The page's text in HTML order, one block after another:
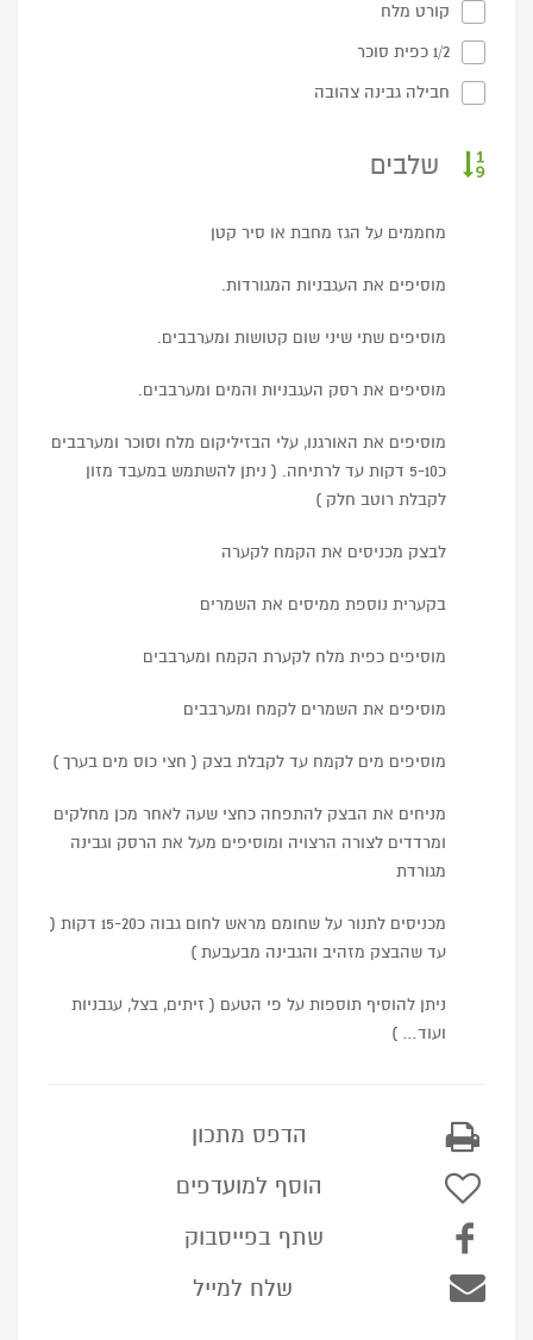
קורט מלח
1/2 כפית סוכר
חבילה גבינה צהובה
שלבים
מחממים על הגז מחבת או סיר קטן
מוסיפים את העגבניות המגורדות.
מוסיפים שתי שיני שום קטושות ומערבבים.
מוסיפים את רסק העגבניות והמים ומערבבים.
מוסיפים את האורגנו, עלי הבזיליקום מלח וסוכר ומערבבים
כ5-10 דקות עד לרתיחה. ( ניתן להשתמש במעבד מזון
לקבלת רוטב חלק )
לבצק מכניסים את הקמח לקערה
בקערית נוספת ממיסים את השמרים
מוסיפים כפית מלח לקערת הקמח ומערבבים
מוסיפים את השמרים לקמח ומערבבים
מוסיפים מים לקמח עד לקבלת בצק ( חצי כוס מים בערך )
מניחים את הבצק להתפחה כחצי שעה לאחר מכן מחלקים
ומרדדים לצורה הרצויה ומוסיפים מעל את הרסק וגבינה
מגורדת
מכניסים לתנור על שחומם מראש לחום גבוה כ15-20 דקות (
עד שהבצק מזהיב והגבינה מבעבעת )
ניתן להוסיף תוספות על פי הטעם ( זיתים, בצל, עגבניות
ועוד… )
הדפס מתכון
הוסף למועדפים
שתף בפייסבוק
שלח למייל